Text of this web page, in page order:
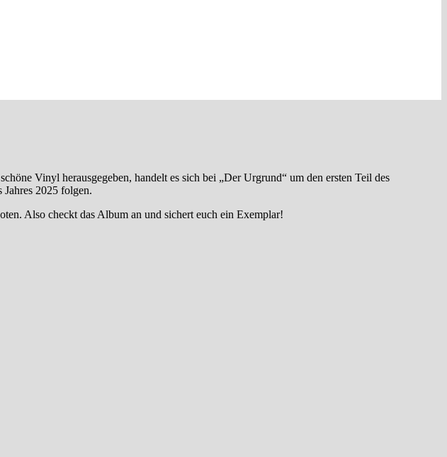
Vinyl herausgegeben, handelt es sich bei „Der Urgrund“ um den ersten Teil des
2025 folgen.
Also checkt das Album an und sichert euch ein Exemplar!